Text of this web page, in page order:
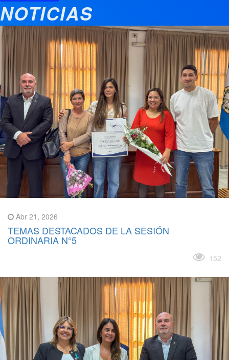
NOTICIAS
Abr 21, 2026
TEMAS DESTACADOS DE LA SESIÓN
ORDINARIA N°5
152